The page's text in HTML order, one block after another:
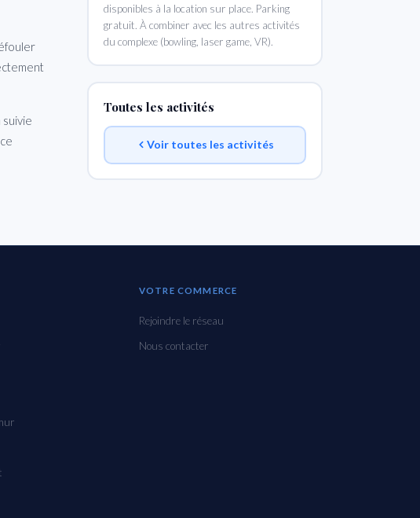
disponibles à la location sur place. Parking
gratuit. À combiner avec les autres activités
du complexe (bowling, laser game, VR).
Toutes les activités
Voir toutes les activités
VOTRE COMMERCE
Rejoindre le réseau
Nous contacter